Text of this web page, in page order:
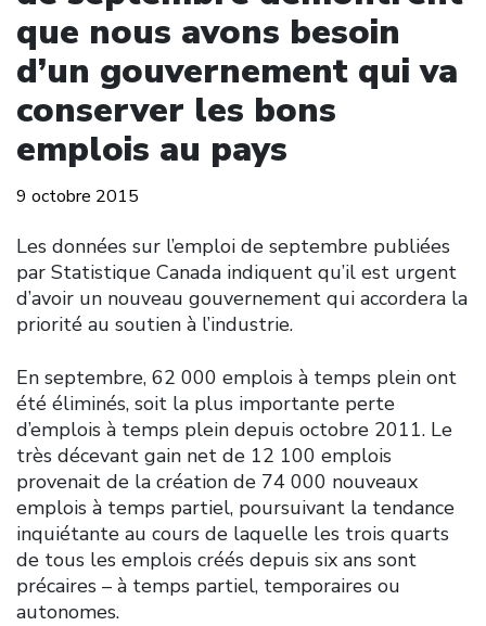
que nous avons besoin
d’un gouvernement qui va
conserver les bons
emplois au pays
9 octobre 2015
Les données sur l’emploi de septembre publiées
par Statistique Canada indiquent qu’il est urgent
d’avoir un nouveau gouvernement qui accordera la
priorité au soutien à l’industrie.
En septembre, 62 000 emplois à temps plein ont
été éliminés, soit la plus importante perte
d’emplois à temps plein depuis octobre 2011. Le
très décevant gain net de 12 100 emplois
provenait de la création de 74 000 nouveaux
emplois à temps partiel, poursuivant la tendance
inquiétante au cours de laquelle les trois quarts
de tous les emplois créés depuis six ans sont
précaires – à temps partiel, temporaires ou
autonomes.